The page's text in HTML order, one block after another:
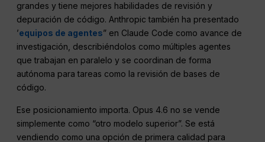
grandes y tiene mejores habilidades de revisión y
depuración de código. Anthropic también ha presentado
’equipos de agentes” en Claude Code como avance de
investigación, describiéndolos como múltiples agentes
que trabajan en paralelo y se coordinan de forma
autónoma para tareas como la revisión de bases de
código.
Ese posicionamiento importa. Opus 4.6 no se vende
simplemente como “otro modelo superior”. Se está
vendiendo como una opción de primera calidad para